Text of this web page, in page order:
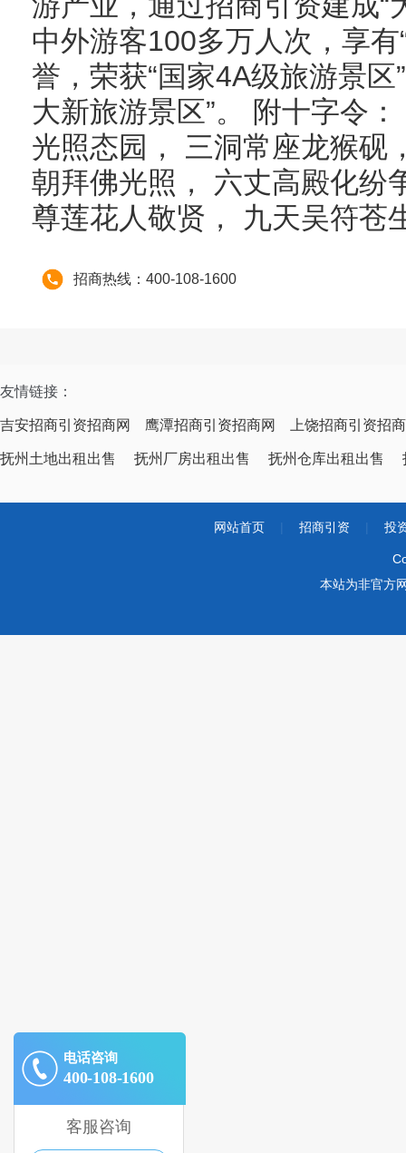
中外游客100多万人次，享
誉，荣获“国家4A级旅游景区
大新旅游景区”。 附十字令
光照态园， 三洞常座龙猴砚
朝拜佛光照， 六丈高殿化纷
尊莲花人敬贤， 九天吴符苍
招商热线：400-108-1600
友情链接：
吉安招商引资招商网 鹰潭招商引资招商网 上饶招商引资招
抚州土地出租出售 抚州厂房出租出售 抚州仓库出租出售
网站首页 招商引资 投
本站为非官方
电话咨询
400-108-1600
客服咨询